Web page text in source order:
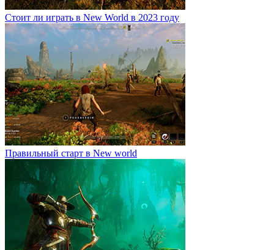
Стоит ли играть в New World в 2023 году
Правильный старт в New world